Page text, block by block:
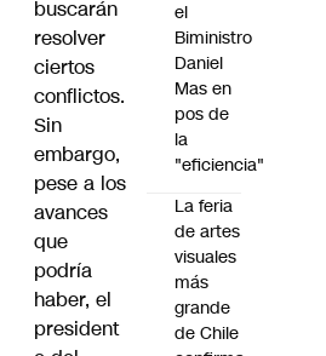
buscarán
resolver
ciertos
conflictos.
Sin
embargo,
pese a los
avances
que
podría
haber, el
president
el
Biministro
Daniel
Mas en
pos de
la
"eficiencia"
La feria
de artes
visuales
más
grande
de Chile